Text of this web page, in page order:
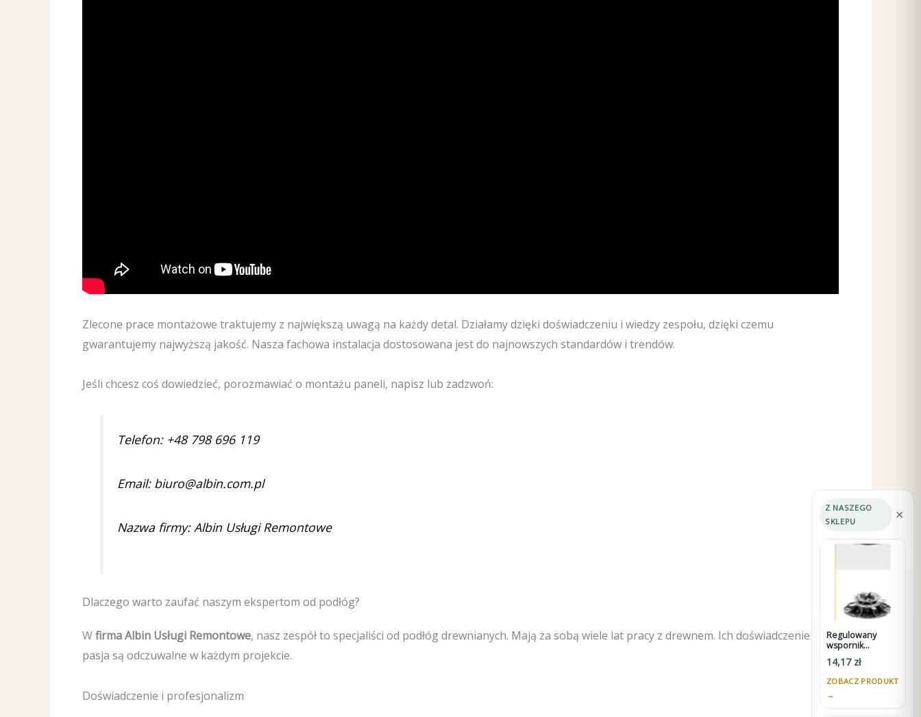
Zlecone prace montażowe traktujemy z największą uwagą na każdy detal. Działamy dzięki doświadczeniu i wiedzy zespołu, dzięki czemu
gwarantujemy najwyższą jakość. Nasza fachowa instalacja dostosowana jest do najnowszych standardów i trendów.
Jeśli chcesz coś dowiedzieć, porozmawiać o montażu paneli, napisz lub zadzwoń:
Telefon: +48 798 696 119
Email: biuro@albin.com.pl
Nazwa firmy: Albin Usługi Remontowe
Dlaczego warto zaufać naszym ekspertom od podłóg?
Wfirma Albin Usługi Remontowe, nasz zespół to specjaliści od podłóg drewnianych. Mają za sobą wiele lat pracy z drewnem. Ich doświadczenie i
pasja są odczuwalne w każdym projekcie.
Doświadczenie i profesjonalizm
Z NASZEGO
SKLEPU
×
Regulowany
wspornik
STANDARD 30-45
mm do tarasów
wentylowanych
pod płyty z K3
14,17 zł
ZOBACZ PRODUKT
→